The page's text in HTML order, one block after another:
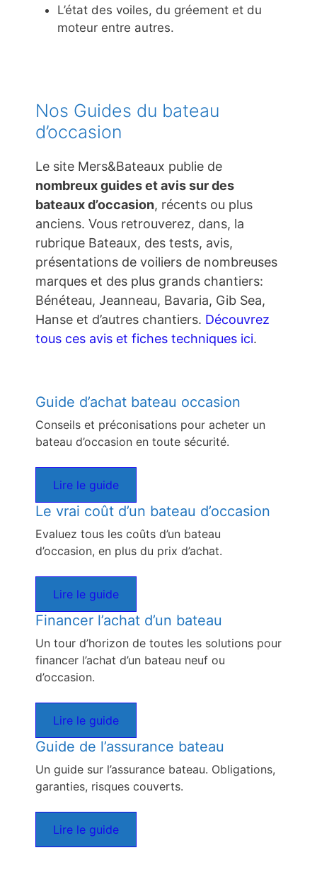
L’état des voiles, du gréement et du
moteur entre autres.
Nos Guides du bateau
d’occasion
Le site Mers&Bateaux publie de
nombreux guides et avis sur des
bateaux d’occasion, récents ou plus
anciens. Vous retrouverez, dans, la
rubrique Bateaux, des tests, avis,
présentations de voiliers de nombreuses
marques et des plus grands chantiers:
Bénéteau, Jeanneau, Bavaria, Gib Sea,
Hanse et d’autres chantiers. Découvrez
tous ces avis et fiches techniques ici.
Guide d’achat bateau occasion
Conseils et préconisations pour acheter un
bateau d’occasion en toute sécurité.
Lire le guide
Le vrai coût d’un bateau d’occasion
Evaluez tous les coûts d’un bateau
d’occasion, en plus du prix d’achat.
Lire le guide
Financer l’achat d’un bateau
Un tour d’horizon de toutes les solutions pour
financer l’achat d’un bateau neuf ou
d’occasion.
Lire le guide
Guide de l’assurance bateau
Un guide sur l’assurance bateau. Obligations,
garanties, risques couverts.
Lire le guide